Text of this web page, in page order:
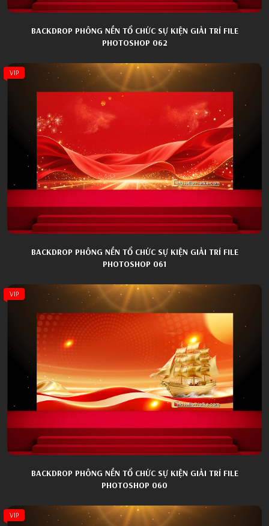
BACKDROP PHÔNG NỀN TỔ CHỨC SỰ KIỆN GIẢI TRÍ FILE
PHOTOSHOP 062
VIP
BACKDROP PHÔNG NỀN TỔ CHỨC SỰ KIỆN GIẢI TRÍ FILE
PHOTOSHOP 061
VIP
BACKDROP PHÔNG NỀN TỔ CHỨC SỰ KIỆN GIẢI TRÍ FILE
PHOTOSHOP 060
VIP